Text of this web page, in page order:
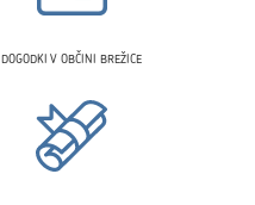
DOGODKI V OBČINI BREŽICE